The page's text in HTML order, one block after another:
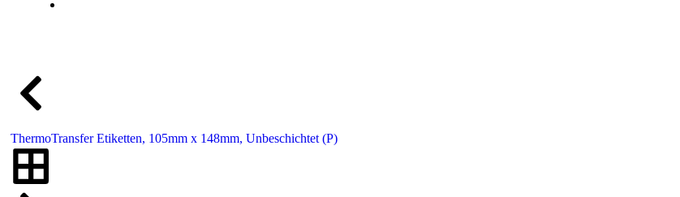
ThermoTransfer Etiketten, 105mm x 148mm, Unbeschichtet (P)